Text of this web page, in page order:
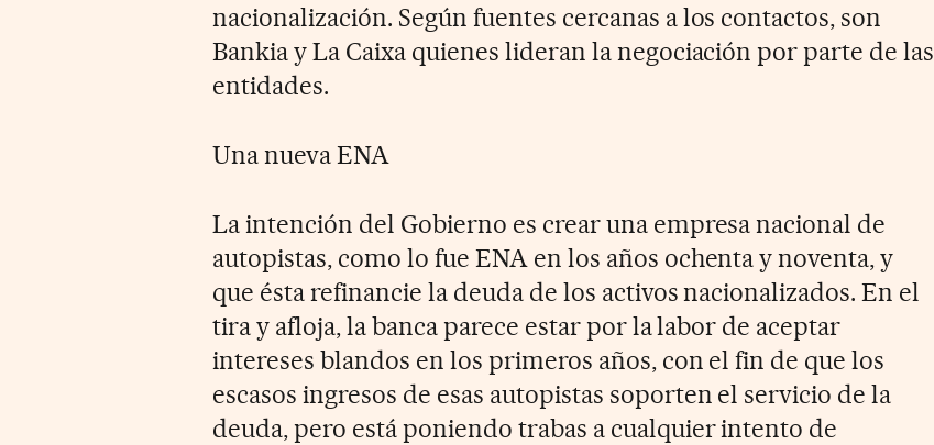
nacionalización. Según fuentes cercanas a los contactos, son
Bankia y La Caixa quienes lideran la negociación por parte de las
entidades.
Una nueva ENA
La intención del Gobierno es crear una empresa nacional de
autopistas, como lo fue ENA en los años ochenta y noventa, y
que ésta refinancie la deuda de los activos nacionalizados. En el
tira y afloja, la banca parece estar por la labor de aceptar
intereses blandos en los primeros años, con el fin de que los
escasos ingresos de esas autopistas soporten el servicio de la
deuda, pero está poniendo trabas a cualquier intento de